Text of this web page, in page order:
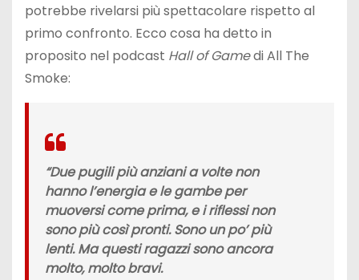
potrebbe rivelarsi più spettacolare rispetto al
primo confronto. Ecco cosa ha detto in
proposito nel podcast Hall of Gamedi All The
Smoke:
“Due pugili più anziani a volte non
hanno l’energia e le gambe per
muoversi come prima, e i riflessi non
sono più così pronti. Sono un po’ più
lenti. Ma questi ragazzi sono ancora
molto, molto bravi.